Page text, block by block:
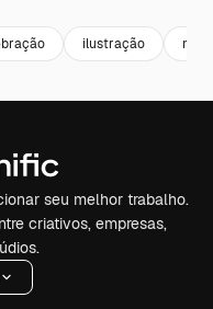
ilustração
seu melhor trabalho.
criativos, empresas,